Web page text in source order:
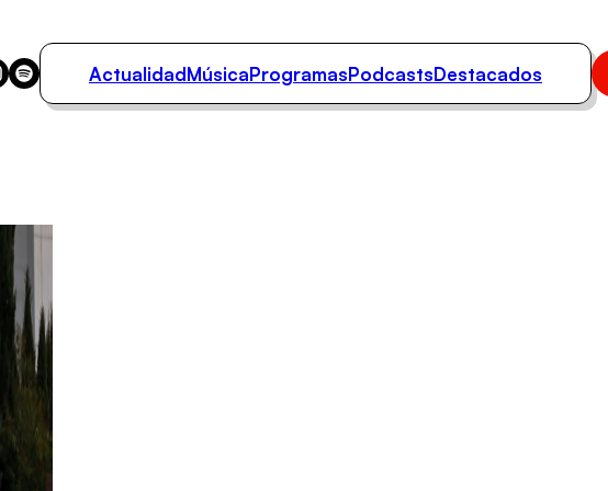
ActualidadMúsicaProgramasPodcastsDestacados